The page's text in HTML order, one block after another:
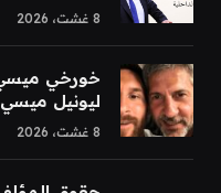
8 غشت، 2026
خورخي ميسي:
ليونيل ميسي عن
8 غشت، 2026